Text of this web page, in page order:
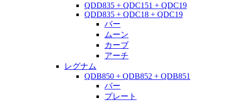
QDD835 + QDC151 + QDC19
QDD835 + QDC18 + QDC19
バー
ムーン
カーブ
アーチ
レグナム
QDB850 + QDB852 + QDB851
バー
プレート